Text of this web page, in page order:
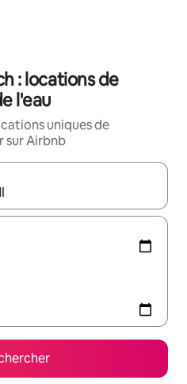
: locations de
l'eau
uniques de
sur Airbnb
utilisez les flèches vers le